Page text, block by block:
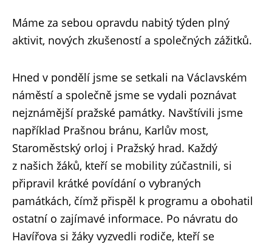
Máme za sebou opravdu nabitý týden plný
aktivit, nových zkušeností a společných zážitků.
Hned v pondělí jsme se setkali na Václavském
náměstí a společně jsme se vydali poznávat
nejznámější pražské památky. Navštívili jsme
například Prašnou bránu, Karlův most,
Staroměstský orloj i Pražský hrad. Každý
z našich žáků, kteří se mobility zúčastnili, si
připravil krátké povídání o vybraných
památkách, čímž přispěl k programu a obohatil
ostatní o zajímavé informace. Po návratu do
Havířova si žáky vyzvedli rodiče, kteří se